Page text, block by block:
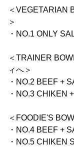
＜VEGETARIAN
＞
・NO.1 ONLY
＜TRAINER
ィへ＞
・NO.2 BEEF +
・NO.3 CHIKEN
＜FOODIE'S
・NO.4 BEEF +
・NO.5 CHIKEN